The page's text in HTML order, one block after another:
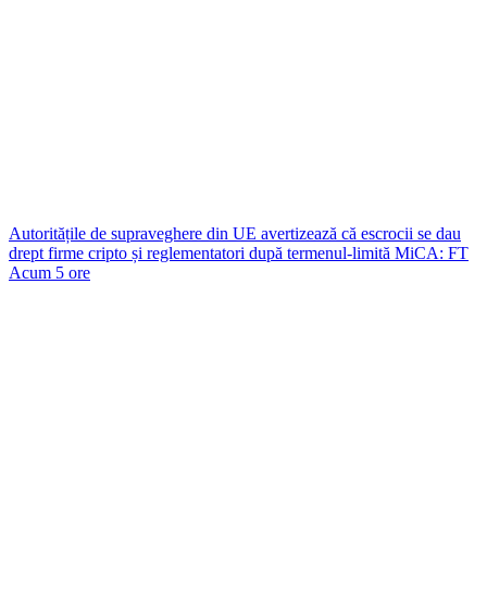
Autoritățile de supraveghere din UE avertizează că escrocii se dau
drept firme cripto și reglementatori după termenul-limită MiCA: FT
Acum 5 ore